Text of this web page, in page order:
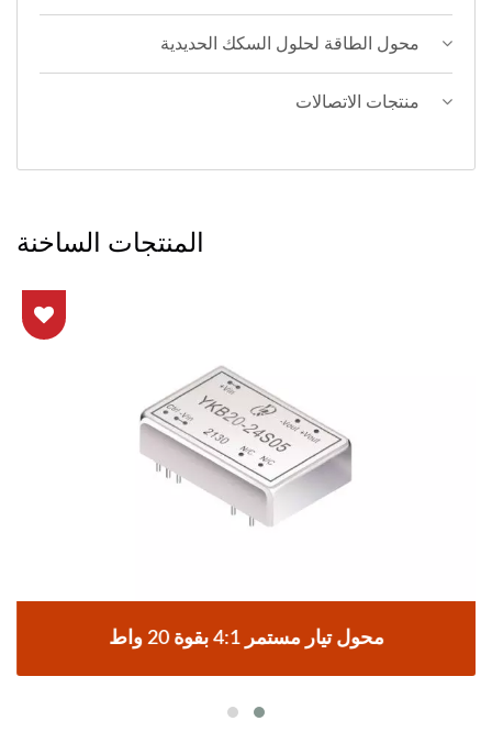
محول الطاقة لحلول السكك الحديدية
منتجات الاتصالات
المنتجات الساخنة
محول تيار مستمر 4:1 بقوة 20 واط